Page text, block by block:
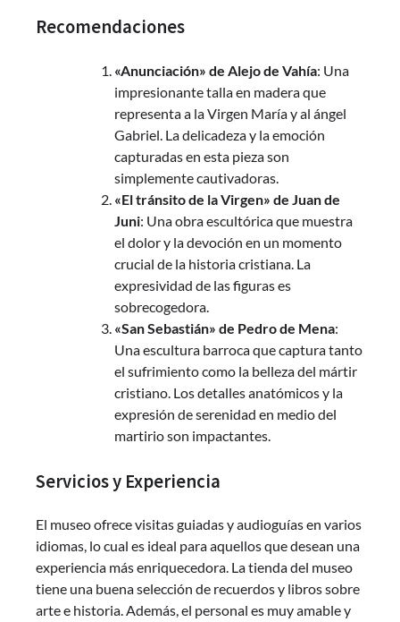
Recomendaciones
«Anunciación» de Alejo de Vahía: Una
impresionante talla en madera que
representa a la Virgen María y al ángel
Gabriel. La delicadeza y la emoción
capturadas en esta pieza son
simplemente cautivadoras.
«El tránsito de la Virgen» de Juan de
Juni: Una obra escultórica que muestra
el dolor y la devoción en un momento
crucial de la historia cristiana. La
expresividad de las figuras es
sobrecogedora.
«San Sebastián» de Pedro de Mena:
Una escultura barroca que captura tanto
el sufrimiento como la belleza del mártir
cristiano. Los detalles anatómicos y la
expresión de serenidad en medio del
martirio son impactantes.
Servicios y Experiencia
El museo ofrece visitas guiadas y audioguías en varios
idiomas, lo cual es ideal para aquellos que desean una
experiencia más enriquecedora. La tienda del museo
tiene una buena selección de recuerdos y libros sobre
arte e historia. Además, el personal es muy amable y